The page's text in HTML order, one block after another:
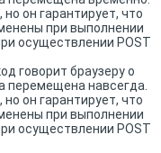
он гарантирует, что
при выполнении
осуществлении POST
говорит браузеру о
перемещена навсегда.
он гарантирует, что
при выполнении
осуществлении POST